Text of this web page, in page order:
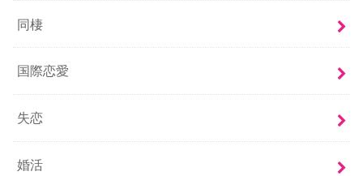
同棲
国際恋愛
失恋
婚活